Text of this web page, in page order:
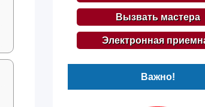
Вызвать мастера
Электронная
Важно!